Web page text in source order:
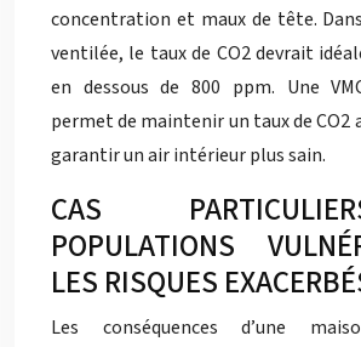
concentration et maux de tête.
ventilée, le taux de CO2 devrait
en dessous de 800 ppm. Une
permet de maintenir un taux de CO2
garantir un air intérieur plus sain.
CAS
POPULATIONS
LES RISQUES
Les conséquences d’une